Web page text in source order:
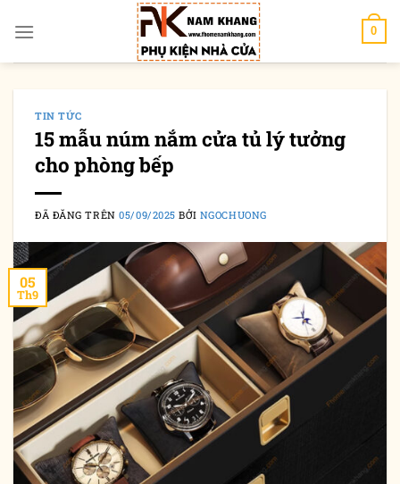
đến
0
TIN TỨC
15 mẫu núm nắm cửa tủ lý tưởng
cho phòng bếp
ĐÃ ĐĂNG TRÊN05/09/2025 BỞI NGOCHUONG
05
Th9